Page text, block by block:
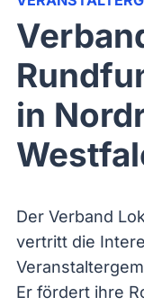
in
Der Verband
vertritt die
Er fördert ihre